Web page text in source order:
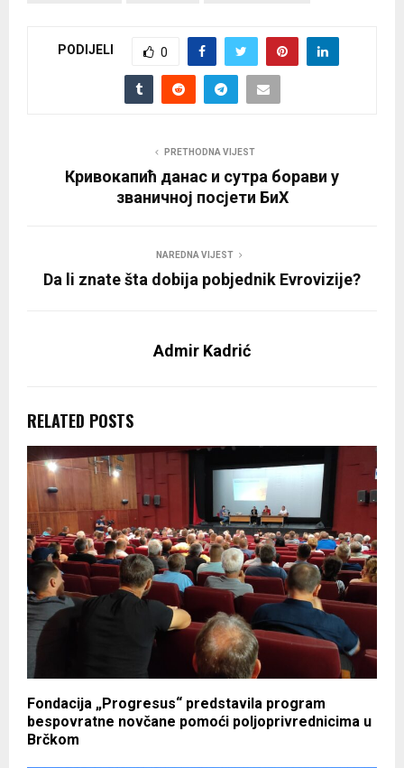
PODIJELI 0
PRETHODNA VIJEST
Кривокапић данас и сутра борави у
званичној посјети БиХ
NAREDNA VIJEST
Da li znate šta dobija pobjednik Evrovizije?
Admir Kadrić
RELATED POSTS
Fondacija „Progresus“ predstavila program
bespovratne novčane pomoći poljoprivrednicima u
Brčkom